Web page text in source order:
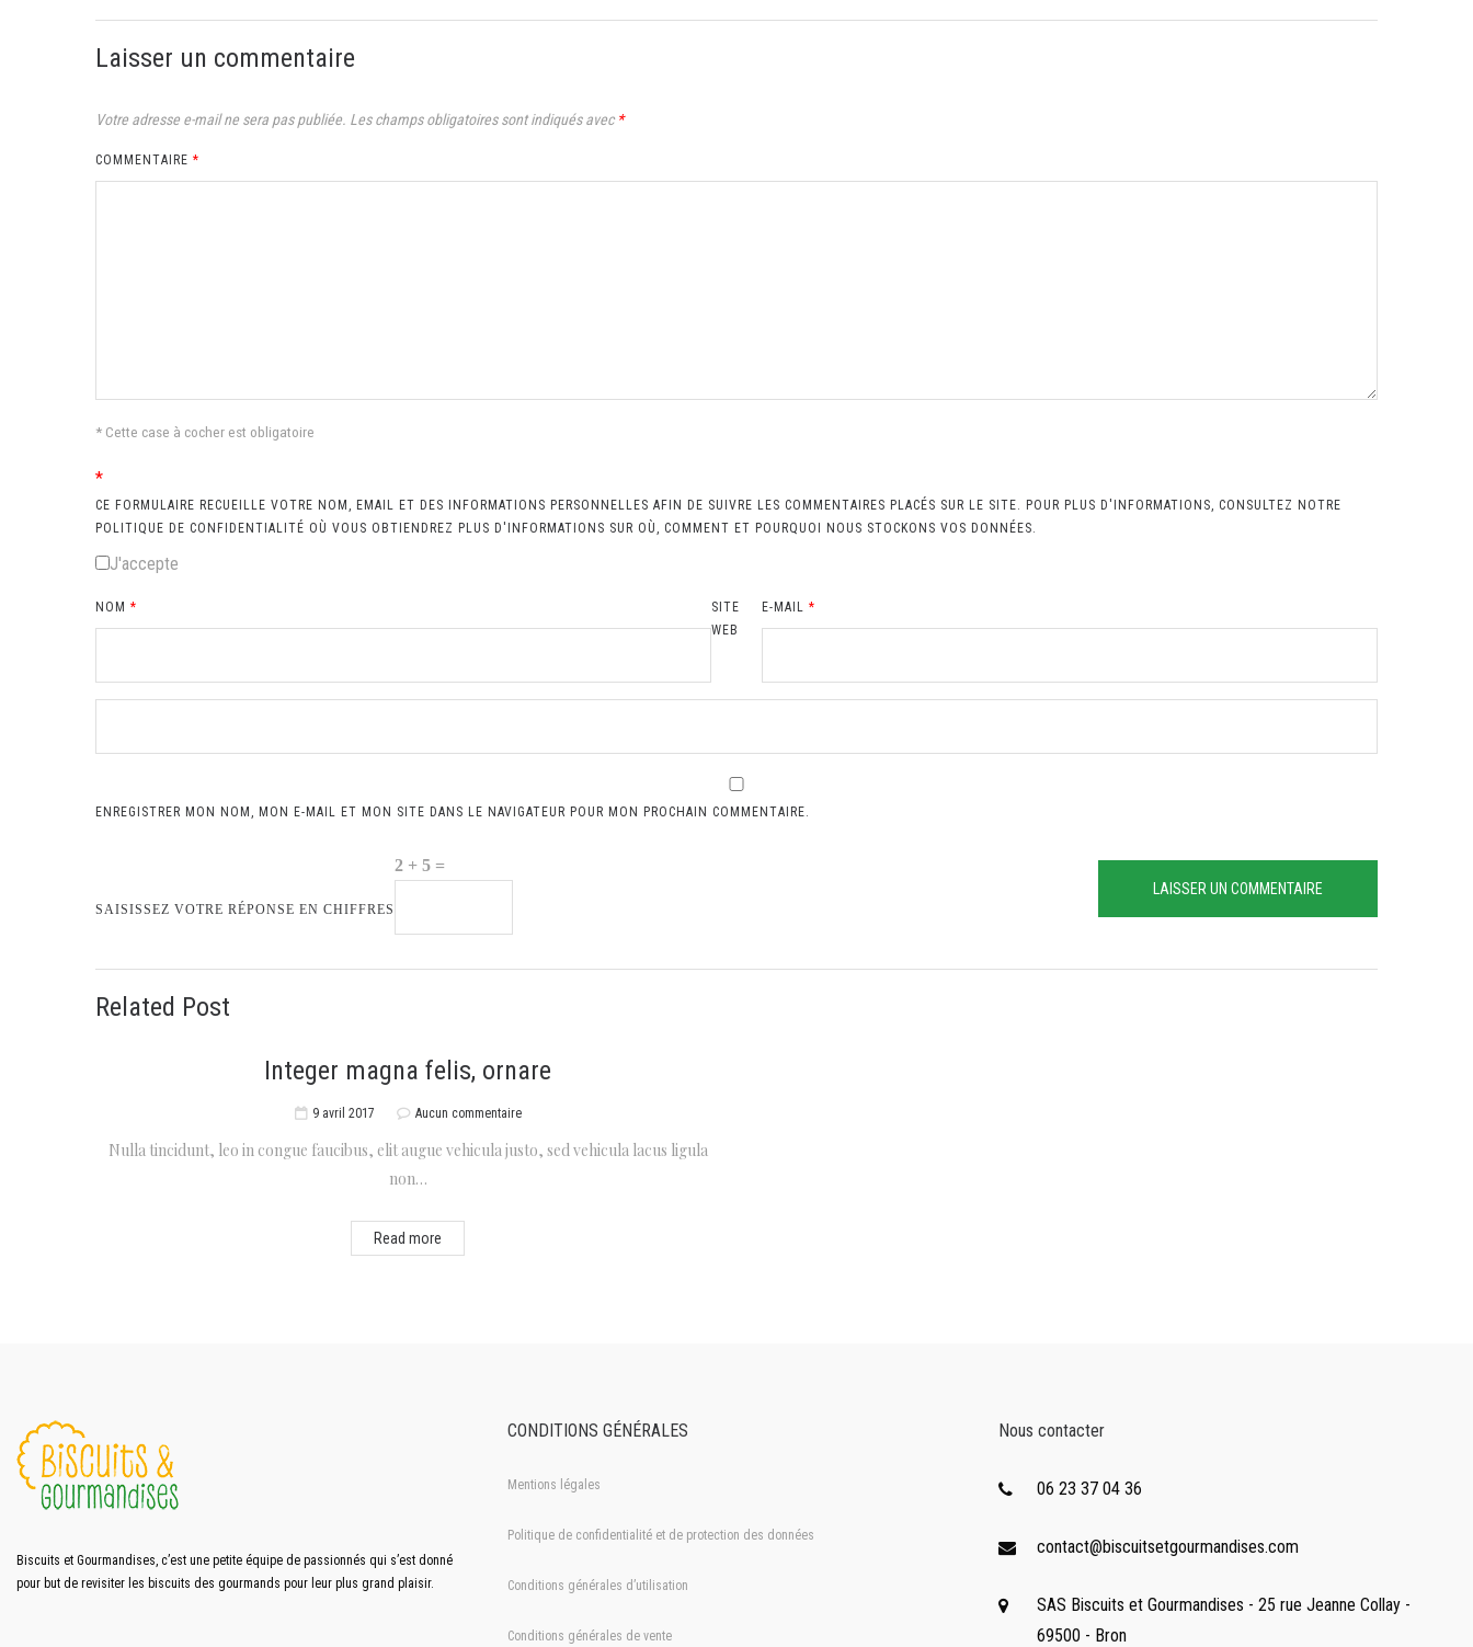
Laisser un commentaire
Votre adresse e-mail ne sera pas publiée. Les champs obligatoires sont indiqués avec*
COMMENTAIRE *
* Cette case à cocher est obligatoire
*
CE FORMULAIRE RECUEILLE VOTRE NOM, EMAIL ET DES INFORMATIONS PERSONNELLES AFIN DE SUIVRE LES COMMENTAIRES PLACÉS SUR LE SITE. POUR PLUS D'INFORMATIONS, CONSULTEZ NOTRE
POLITIQUE DE CONFIDENTIALITÉ OÙ VOUS OBTIENDREZ PLUS D'INFORMATIONS SUR OÙ, COMMENT ET POURQUOI NOUS STOCKONS VOS DONNÉES.
J'accepte
NOM * E-MAIL*
SITE
WEB
ENREGISTRER MON NOM, MON E-MAIL ET MON SITE DANS LE NAVIGATEUR POUR MON PROCHAIN COMMENTAIRE.
SAISISSEZ VOTRE RÉPONSE EN CHIFFRES
2 + 5 =
Related Post
Integer magna felis, ornare
9 avril 2017 Aucun commentaire
Nulla tincidunt, leo in congue faucibus, elit augue vehicula justo, sed vehicula lacus ligula
non…
Read more
Biscuits et Gourmandises, c’est une petite équipe de passionnés qui s’est donné
pour but de revisiter les biscuits des gourmands pour leur plus grand plaisir.
CONDITIONS GÉNÉRALES
Mentions légales
Politique de confidentialité et de protection des données
Conditions générales d’utilisation
Conditions générales de vente
Nous contacter
06 23 37 04 36
contact@biscuitsetgourmandises.com
SAS Biscuits et Gourmandises - 25 rue Jeanne Collay -
69500 - Bron